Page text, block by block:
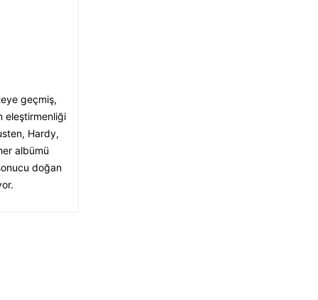
geçmiş,
eleştirmenliği
Hardy,
albümü
doğan